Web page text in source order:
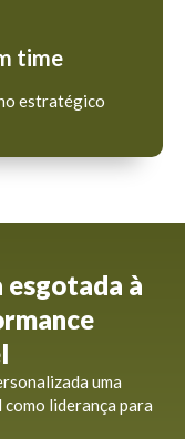
time
estratégico
esgotada à
uma
liderança para